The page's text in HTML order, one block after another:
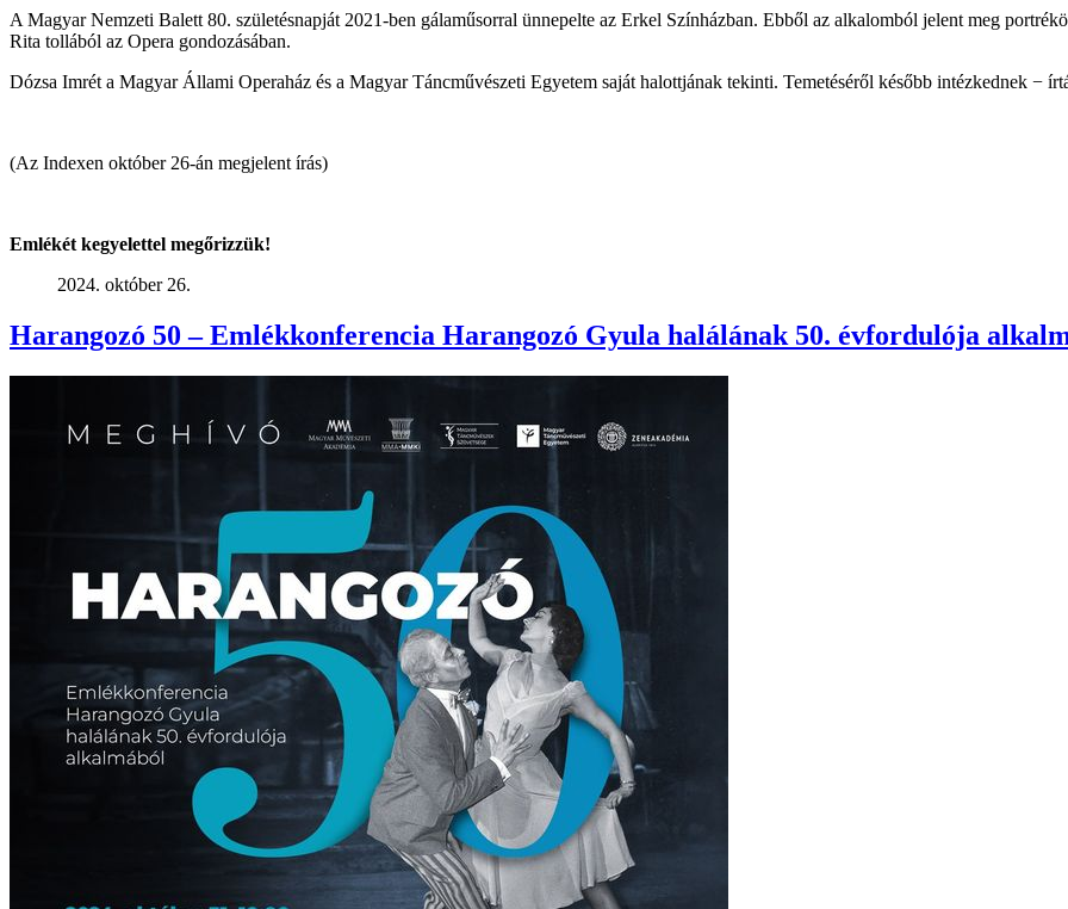
A Magyar Nemzeti Balett 80. születésnapját 2021-ben gálaműsorral ünnepelte az Erkel Színházban. Ebből az alkalomból jelent meg
Rita tollából az Opera gondozásában.
Dózsa Imrét a Magyar Állami Operaház és a Magyar Táncművészeti Egyetem saját halottjának tekinti. Temetéséről később intézkednek −
(Az Indexen október 26-án megjelent írás)
Emlékét kegyelettel megőrizzük!
2024. október 26.
Harangozó 50 – Emlékkonferencia Harangozó Gyula halálának 50. évfordulója